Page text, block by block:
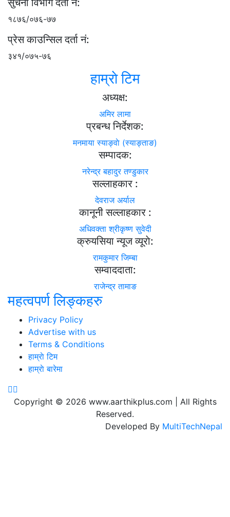
सुचना विभाग दर्ता नं:
१८७६/०७६-७७
प्रेस काउन्सिल दर्ता नं:
३४१/०७५-७६
हाम्राे टिम
अध्यक्ष:
अमिर लामा
प्रबन्ध निर्देशक:
मनमाया स्याङ्वाे (स्याङ्ताङ)
सम्पादक:
नरेन्द्र बहादुर तण्डुकार
सल्लाहकार :
देवराज अर्याल
कानूनी सल्लाहकार :
अधिवक्ता श्रीकृष्ण सुवेदी
क्रुयसिया न्यूज व्यूराे:
रामकुमार जिम्बा
सम्वाददाता:
राजेन्द्र तामाङ
महत्वपर्ण लिङ्कहरु
Privacy Policy
Advertise with us
Terms & Conditions
हाम्राे टिम
हाम्राे बारेमा
Copyright © 2026 www.aarthikplus.com | All Rights
Reserved.
Developed By MultiTechNepal